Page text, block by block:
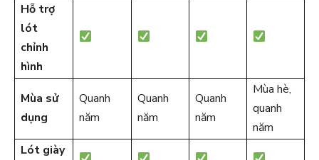
Hỗ trợ
lót
chỉnh
hình
Mùa sử
dụng
Quanh
năm
Quanh
năm
Quanh
năm
Mùa hè,
quanh
năm
Lót giày